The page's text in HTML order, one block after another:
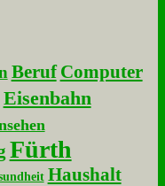
Beruf Computer
Eisenbahn
Fürth
Haushalt